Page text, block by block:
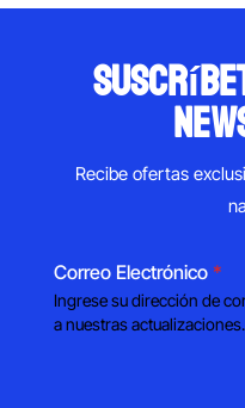
Recibe ofertas
Correo Electrónico *
Ingrese su dirección de
a nuestras actualizaciones.